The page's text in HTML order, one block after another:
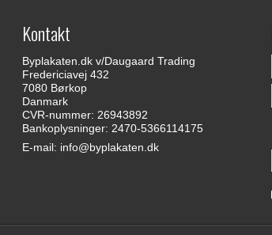
Kontakt
Byplakaten.dk v/Daugaard Trading
Fredericiavej 432
7080 Børkop
Danmark
CVR-nummer: 26943892
Bankoplysninger: 2470-5366114175
E-mail: info@byplakaten.dk